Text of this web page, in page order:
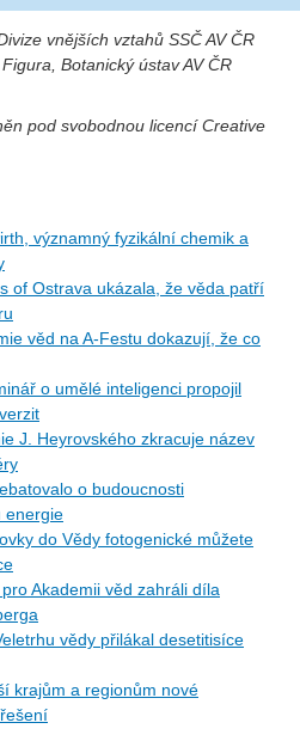
vnějších vztahů SSČ AV ČR
Botanický ústav AV ČR
pod svobodnou licencí Creative
významný fyzikální chemik a
of Ostrava ukázala, že věda patří
věd na A-Festu dokazují, že co
o umělé inteligenci propojil
J. Heyrovského zkracuje název
o budoucnosti
energie
do Vědy fotogenické můžete
Akademii věd zahráli díla
vědy přilákal desetitisíce
krajům a regionům nové